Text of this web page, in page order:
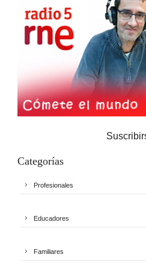
Categorías
Profesionales
Educadores
Familiares